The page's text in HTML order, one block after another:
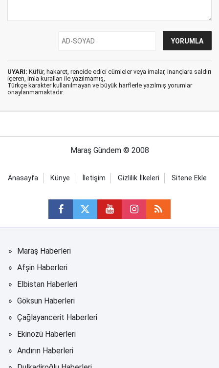
UYARI: Küfür, hakaret, rencide edici cümleler veya imalar, inançlara saldırı
içeren, imla kuralları ile yazılmamış,
Türkçe karakter kullanılmayan ve büyük harflerle yazılmış yorumlar
onaylanmamaktadır.
Maraş Gündem © 2008
Anasayfa Künye İletişim Gizlilik İlkeleri Sitene Ekle
Maraş Haberleri
Afşin Haberleri
Elbistan Haberleri
Göksun Haberleri
Çağlayancerit Haberleri
Ekinözü Haberleri
Andırın Haberleri